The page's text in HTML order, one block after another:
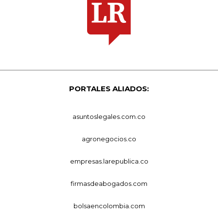
PORTALES ALIADOS:
asuntoslegales.com.co
agronegocios.co
empresas.larepublica.co
firmasdeabogados.com
bolsaencolombia.com